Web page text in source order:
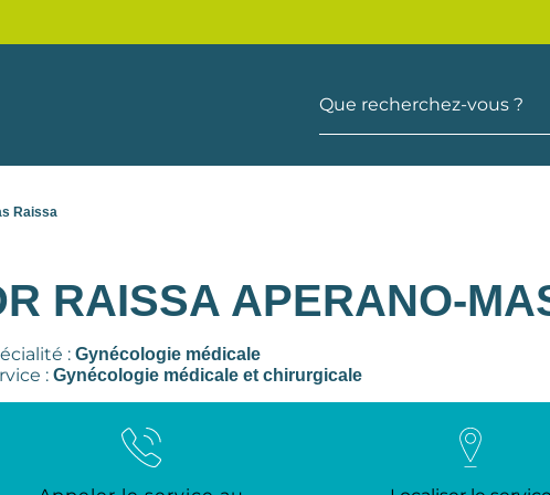
Que recherchez-vous ?
Raissa
RAISSA APERANO-
: Gynécologie médicale
: Gynécologie médicale et chirurgicale